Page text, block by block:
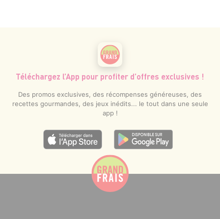
Téléchargez l’App pour profiter d’offres exclusives !
Des promos exclusives, des récompenses généreuses, des
recettes gourmandes, des jeux inédits... le tout dans une seule
app !